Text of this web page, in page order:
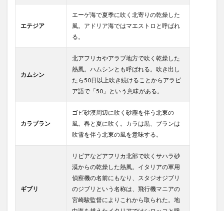
エテジア
エーゲ海で夏季に吹く北寄りの乾燥した
風。アドリア海ではマエストロと呼ばれ
る。
カムシン
北アフリカやアラブ地方で吹く乾燥した
熱風。ハムシンとも呼ばれる。吹き出し
たら50日以上吹き続けることからアラビ
ア語で「50」という意味がある。
カラブラン
ゴビ砂漠周辺に吹く砂塵を伴う北東の
風。春と夏に吹く。カラは黒、ブランは
吹雪を伴う北東の風を意味する。
ギブリ
リビアなどアフリカ北部で吹くサハラ砂
漠からの乾燥した熱風。イタリアの軍用
偵察機の名前にもなり、スタジオジブリ
のジブリという名称は、飛行機マニアの
宮崎駿監督によりこれから取られた。地